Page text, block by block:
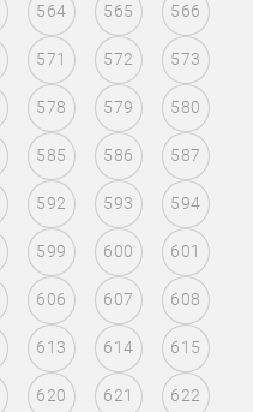
564 565 566
571 572 573
578 579 580
585 586 587
592 593 594
599 600 601
606 607 608
613 614 615
620 621 622